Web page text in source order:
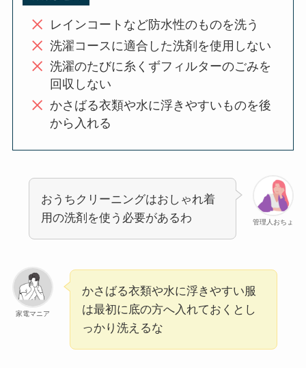
レインコートなど防水性のものを洗う
洗濯コースに適合した洗剤を使用しない
洗濯のたびに糸くずフィルターのごみを
回収しない
かさばる衣類や水に浮きやすいものを後
から入れる
管理人おちょ
おうちクリーニングはおしゃれ着
用の洗剤を使う必要があるわ
家電マニア
かさばる衣類や水に浮きやすい服
は最初に底の方へ入れておくとし
っかり洗えるな